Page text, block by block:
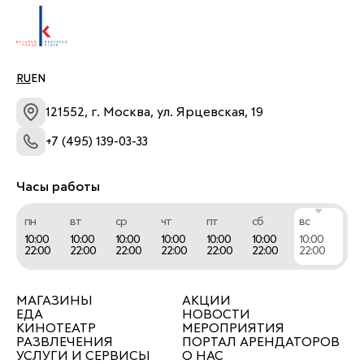
нежнейшие десерты.
RU EN
121552, г. Москва, ул. Ярцевская, 19
+7 (495) 139-03-33
Часы работы
пн
10:00
22:00
вт
10:00
22:00
ср
10:00
22:00
чт
10:00
22:00
пт
10:00
22:00
сб
10:00
22:00
вс
10:00
22:00
МАГАЗИНЫ
ЕДА
КИНОТЕАТР
РАЗВЛЕЧЕНИЯ
УСЛУГИ И СЕРВИСЫ
АКЦИИ
НОВОСТИ
МЕРОПРИЯТИЯ
ПОРТАЛ АРЕНДАТОРОВ
О НАС